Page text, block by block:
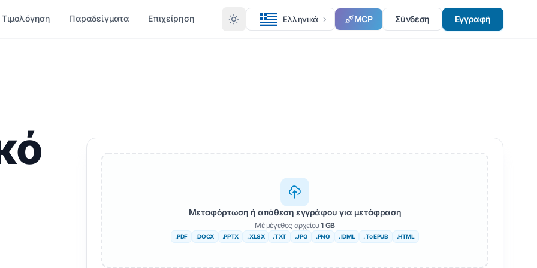
InDesign σε PDF
XLSX σε PDF
TXT σε XLSX
JPG σε PDF
JPEG σε PDF
Εβραϊκά
Αμαρικά
Τιμολόγηση Παραδείγματα Επιχείρηση Ελληνικά MCP Σύνδεση Εγγραφή
Μεταφόρτωση ή απόθεση εγγράφου για μετάφραση
Μέ μέγεθος αρχείου1 GB
.PDF .DOCX .PPTX . XLSX .TXT .JPG .PNG . IDML . Το EPUB .HTML